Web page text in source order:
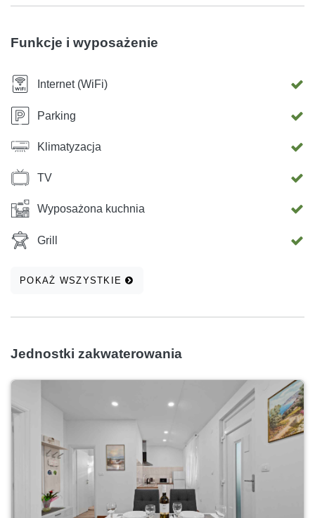
w Zadarze – o 78 km. Plaża znajduje się zaledwie 100
metrów od obiektu. W pobliżu obiektu znajdują się również
najlepsze restauracje, różnorodne pizzerie, supermarkety,
kawiarnie i klub nocny.
Funkcje i wyposażenie
Internet (WiFi)
Parking
Klimatyzacja
TV
Wyposażona kuchnia
Grill
POKAŻ WSZYSTKIE
Jednostki zakwaterowania